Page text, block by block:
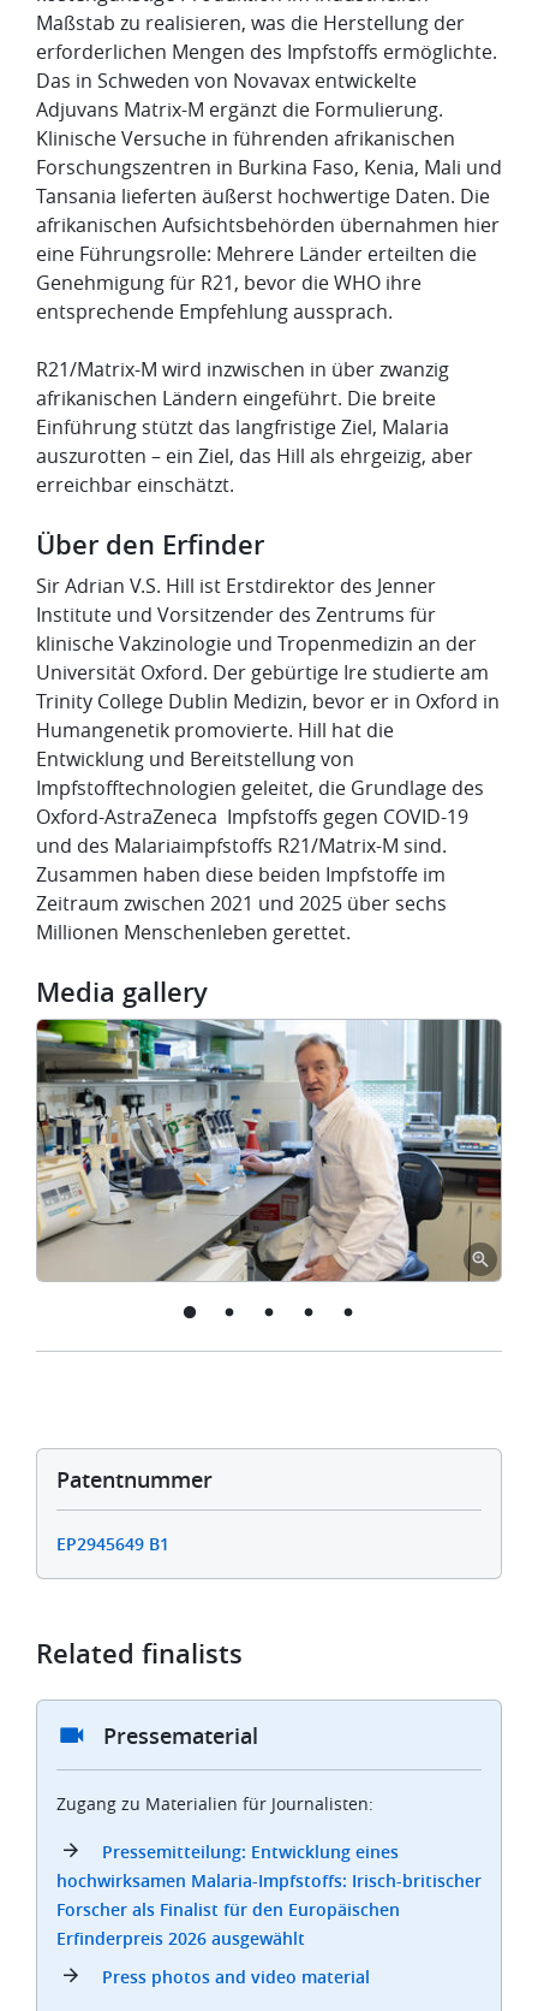
Maßstab zu realisieren, was die Herstellung der
erforderlichen Mengen des Impfstoffs ermöglichte.
Das in Schweden von Novavax entwickelte
Adjuvans Matrix-M ergänzt die Formulierung.
Klinische Versuche in führenden afrikanischen
Forschungszentren in Burkina Faso, Kenia, Mali und
Tansania lieferten äußerst hochwertige Daten. Die
afrikanischen Aufsichtsbehörden übernahmen hier
eine Führungsrolle: Mehrere Länder erteilten die
Genehmigung für R21, bevor die WHO ihre
entsprechende Empfehlung aussprach.
R21/Matrix-M wird inzwischen in über zwanzig
afrikanischen Ländern eingeführt. Die breite
Einführung stützt das langfristige Ziel, Malaria
auszurotten – ein Ziel, das Hill als ehrgeizig, aber
erreichbar einschätzt.
Über den Erfinder
Sir Adrian V.S. Hill ist Erstdirektor des Jenner
Institute und Vorsitzender des Zentrums für
klinische Vakzinologie und Tropenmedizin an der
Universität Oxford. Der gebürtige Ire studierte am
Trinity College Dublin Medizin, bevor er in Oxford in
Humangenetik promovierte. Hill hat die
Entwicklung und Bereitstellung von
Impfstofftechnologien geleitet, die Grundlage des
Oxford-AstraZeneca Impfstoffs gegen COVID-19
und des Malariaimpfstoffs R21/Matrix-M sind.
Zusammen haben diese beiden Impfstoffe im
Zeitraum zwischen 2021 und 2025 über sechs
Millionen Menschenleben gerettet.
Media gallery
Patentnummer
EP2945649 B1
Related finalists
Pressematerial
Zugang zu Materialien für Journalisten:
Pressemitteilung: Entwicklung eines
hochwirksamen Malaria-Impfstoffs: Irisch-britischer
Forscher als Finalist für den Europäischen
Erfinderpreis 2026 ausgewählt
Press photos and video material